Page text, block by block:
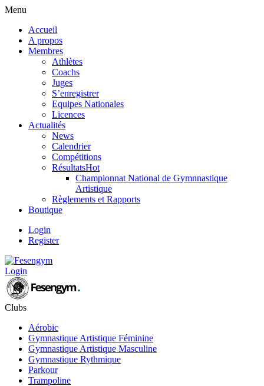
Menu
Accueil
A propos
Membres
Athlètes
Coachs
Juges
S’enregistrer
Equipes Nationales
Licences
Actualités
News
Calendrier
Compétitions
RésultatsHot
Championnat National de Gymnnastique
Artistique
Règlements et Rapports
Boutique
Login
Register
Login
Clubs
Aérobic
Gymnastique Artistique Féminine
Gymnastique Artistique Masculine
Gymnastique Rythmique
Parkour
Trampoline